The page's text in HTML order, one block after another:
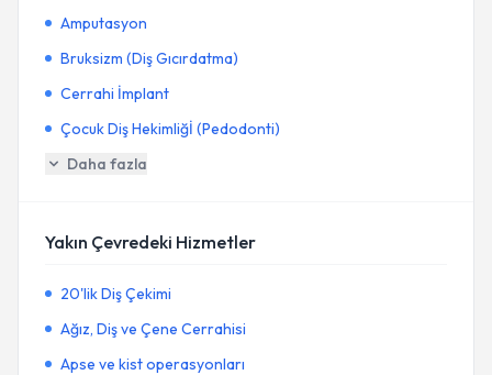
Amputasyon
Bruksizm (Diş Gıcırdatma)
Cerrahi İmplant
Çocuk Diş Hekimliğİ (Pedodonti)
Daha fazla
Yakın Çevredeki Hizmetler
20'lik Diş Çekimi
Ağız, Diş ve Çene Cerrahisi
Apse ve kist operasyonları